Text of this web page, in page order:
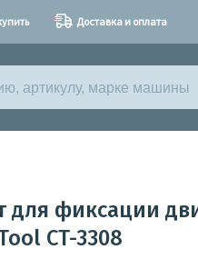
Доставка и оплата
для фиксации
CT-3308